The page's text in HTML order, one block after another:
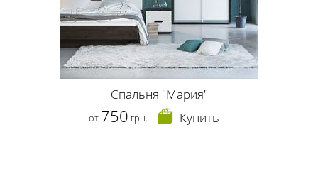
Спальня "Мария"
от 750 грн. Купить